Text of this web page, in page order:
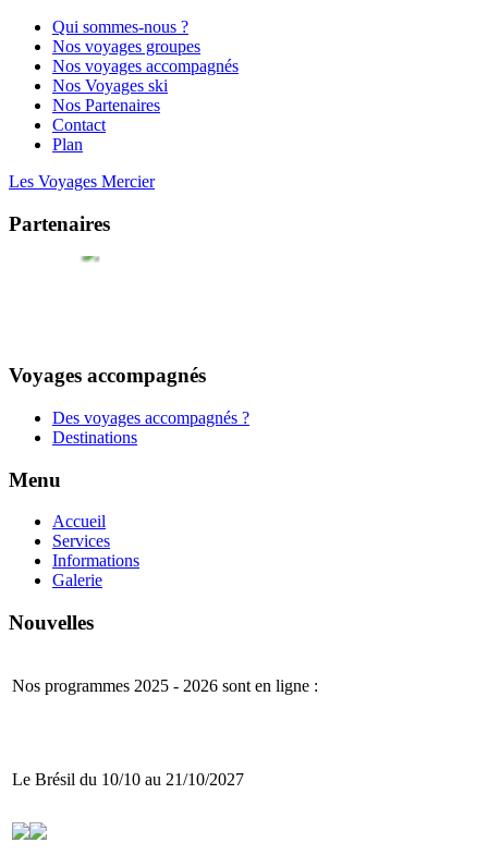
Qui sommes-nous ?
Nos voyages groupes
Nos voyages accompagnés
Nos Voyages ski
Nos Partenaires
Contact
Plan
Les Voyages Mercier
Partenaires
Voyages accompagnés
Des voyages accompagnés ?
Destinations
Menu
Accueil
Services
Informations
Galerie
Nouvelles
Nos programmes 2025 - 2026 sont en ligne :
Le Brésil du 10/10 au 21/10/2027